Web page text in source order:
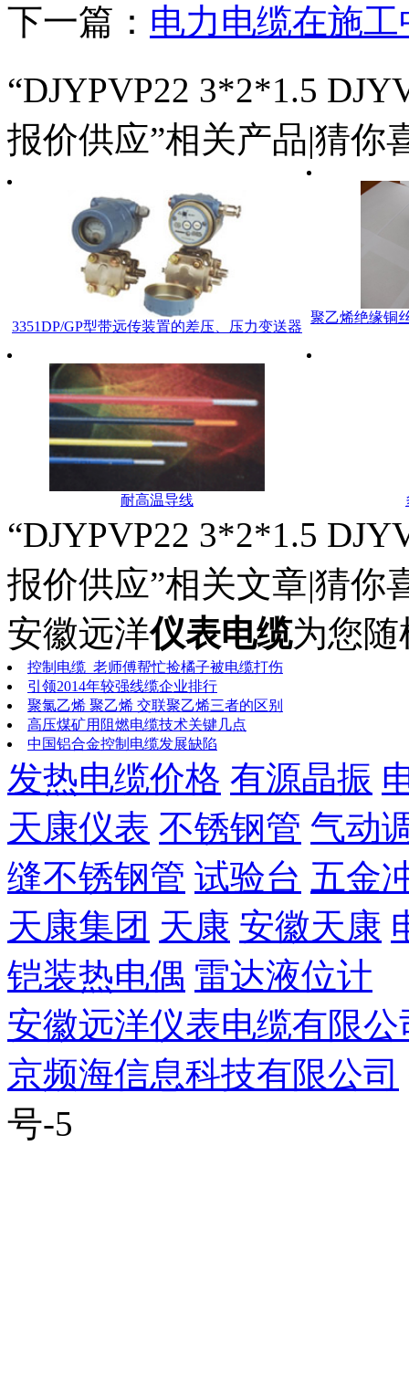
下一篇： 电力电缆在施
“DJYPVP22 3*2*1.5
报价供应”相关产品|猜你
3351DP/GP型带远传装置的差压、压力变送器
聚乙烯绝缘铜
耐高温导线
“DJYPVP22 3*2*1.5
报价供应”相关文章|猜你
安徽远洋仪表电缆为您随
控制电缆_老师傅帮忙捡橘子被电缆打伤
引领2014年较强线缆企业排行
聚氯乙烯 聚乙烯 交联聚乙烯三者的区别
高压煤矿用阻燃电缆技术关键几点
中国铝合金控制电缆发展缺陷
发热电缆价格 有源晶振
天康仪表 不锈钢管 气动
缝不锈钢管 试验台 五金
天康集团 天康 安徽天康
铠装热电偶 雷达液位计
安徽远洋仪表电缆有限公
京频海信息科技有限公司
号-5